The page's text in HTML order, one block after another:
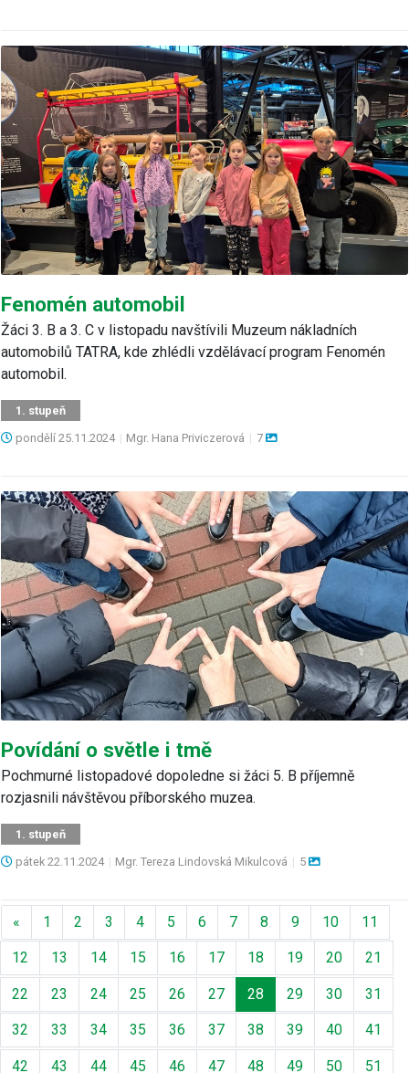
Fenomén automobil
Žáci 3. B a 3. C v listopadu navštívili Muzeum nákladních
automobilů TATRA, kde zhlédli vzdělávací program Fenomén
automobil.
1. stupeň
pondělí 25.11.2024 | Mgr. Hana Priviczerová | 7
Povídání o světle i tmě
Pochmurné listopadové dopoledne si žáci 5. B příjemně
rozjasnili návštěvou příborského muzea.
1. stupeň
pátek 22.11.2024 | Mgr. Tereza Lindovská Mikulcová | 5
« Předchozí
1 2 3 4 5 6 7 8 9 10 11
12 13 14 15 16 17 18 19 20 21
22 23 24 25 26 27 28 29 30 31
32 33 34 35 36 37 38 39 40 41
42 43 44 45 46 47 48 49 50 51